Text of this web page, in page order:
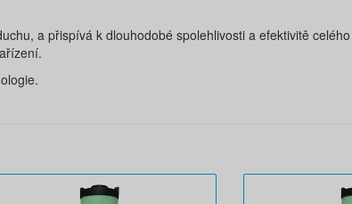
a přispívá k dlouhodobé spolehlivosti a efektivitě